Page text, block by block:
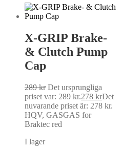
X-GRIP Brake-
& Clutch Pump
Cap
289kr Det ursprungliga
priset var: 289 kr.278 krDet
nuvarande priset är: 278 kr.
HQV, GASGAS for
Braktec red
I lager